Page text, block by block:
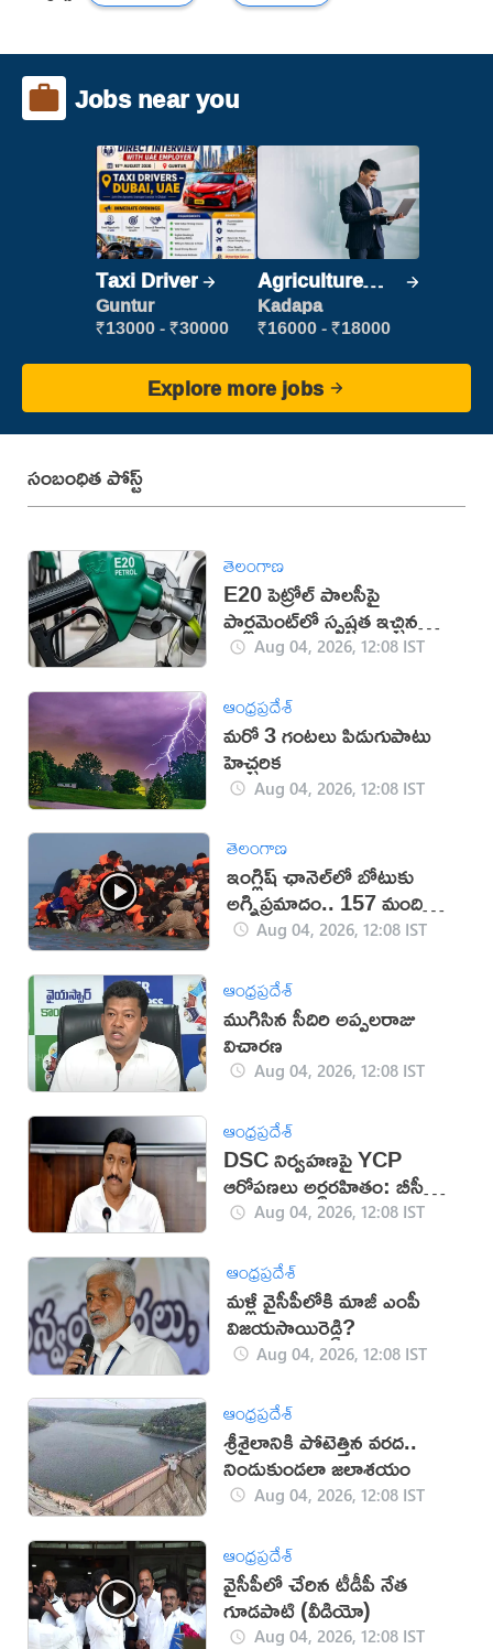
Jobs near you
Taxi Driver
Guntur
₹13000 - ₹30000
Agriculture
Labour
Kadapa
₹16000 - ₹18000
Explore more jobs
సంబంధిత పోస్ట్
తెలంగాణ
E20 పెట్రోల్ పాలసీపై
పార్లమెంట్‌లో స్పష్టత ఇచ్చిన
కేంద్రంAug 04, 2026, 12:08 IST
ఆంధ్రప్రదేశ్
మరో 3 గంటలు పిడుగుపాటు
హెచ్చరిక
Aug 04, 2026, 12:08 IST
తెలంగాణ
ఇంగ్లిష్ ఛానెల్‌లో బోటుకు
అగ్నిప్రమాదం.. 157 మంది
సురక్షితం
Aug 04, 2026, 12:08 IST
ఆంధ్రప్రదేశ్
ముగిసిన సీదిరి అప్పలరాజు
విచారణ
Aug 04, 2026, 12:08 IST
ఆంధ్రప్రదేశ్
DSC నిర్వహణపై YCP
ఆరోపణలు అర్థరహితం: బీసీ
జనార్దన్‌రెడ్డి
Aug 04, 2026, 12:08 IST
ఆంధ్రప్రదేశ్
మళ్లీ వైసీపీలోకి మాజీ ఎంపీ
విజయసాయిరెడ్డి?
Aug 04, 2026, 12:08 IST
ఆంధ్రప్రదేశ్
శ్రీశైలానికి పోటెత్తిన వరద..
నిండుకుండలా జలాశయం
Aug 04, 2026, 12:08 IST
ఆంధ్రప్రదేశ్
వైసీపీలో చేరిన టీడీపీ నేత
గూడ‌పాటి (వీడియో)
Aug 04, 2026, 12:08 IST